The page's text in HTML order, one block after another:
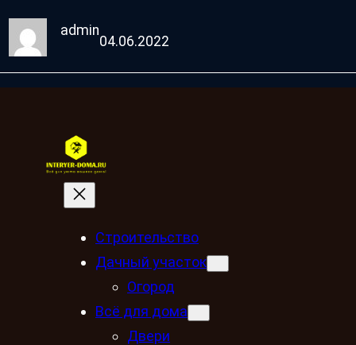
admin
04.06.2022
Строительство
Дачный участок
Огород
Всё для дома
Двери